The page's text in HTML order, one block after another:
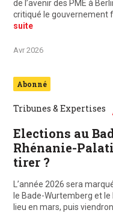
de l’avenir des PME à
critiqué le gouvernement
suite
Avr 2026
Abonné
Tribunes & Expertises
Elections au
Rhénanie-
tirer ?
L’année 2026 sera
le Bade-Wurtemberg et
lieu en mars, puis